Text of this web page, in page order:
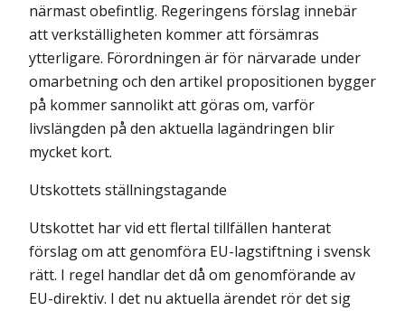
närmast obefintlig. Regeringens förslag innebär
att verkställigheten kommer att försämras
ytterligare. Förordningen är för närvarade under
omarbetning och den artikel propositionen bygger
på kommer sannolikt att göras om, varför
livslängden på den aktuella lagändringen blir
mycket kort.
Utskottets ställningstagande
Utskottet har vid ett flertal tillfällen hanterat
förslag om att genomföra EU-lagstiftning i svensk
rätt. I regel handlar det då om genomförande av
EU-direktiv. I det nu aktuella ärendet rör det sig